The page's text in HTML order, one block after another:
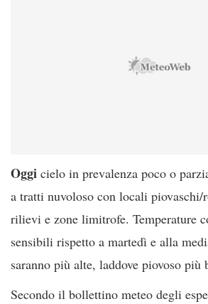
Oggi cielo in prevalenza poco o
a tratti nuvoloso con locali piovaschi/
rilievi e zone limitrofe. Temperature
sensibili rispetto a martedì e alla
saranno più alte, laddove piovoso più
Secondo il bollettino meteo degli